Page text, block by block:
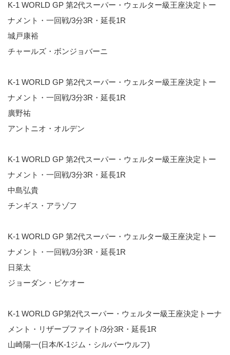
K-1 WORLD GP 第2代スーパー・ウェルター級王座決定トー
ナメント・一回戦/3分3R・延長1R
城戸康裕
チャールズ・ボンジョバーニ
K-1 WORLD GP 第2代スーパー・ウェルター級王座決定トー
ナメント・一回戦/3分3R・延長1R
廣野祐
アントニオ・オルデン
K-1 WORLD GP 第2代スーパー・ウェルター級王座決定トー
ナメント・一回戦/3分3R・延長1R
中島弘貴
チンギス・アラゾフ
K-1 WORLD GP 第2代スーパー・ウェルター級王座決定トー
ナメント・一回戦/3分3R・延長1R
日菜太
ジョーダン・ピケオー
K-1 WORLD GP第2代スーパー・ウェルター級王座決定トーナ
メント・リザーブファイト/3分3R・延長1R
山崎陽一(日本/K-1ジム・シルバーウルフ)